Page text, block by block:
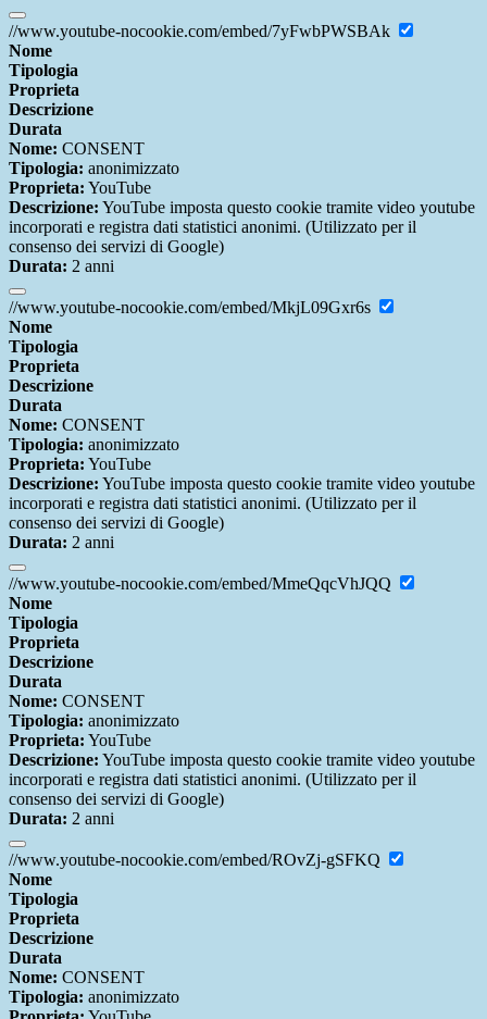
//www.youtube-nocookie.com/embed/7yFwbPWSBAk
Nome
Tipologia
Proprieta
Descrizione
Durata
Nome: CONSENT
Tipologia: anonimizzato
Proprieta: YouTube
Descrizione: YouTube imposta questo cookie tramite video youtube
incorporati e registra dati statistici anonimi. (Utilizzato per il
consenso dei servizi di Google)
Durata: 2 anni
//www.youtube-nocookie.com/embed/MkjL09Gxr6s
Nome
Tipologia
Proprieta
Descrizione
Durata
Nome: CONSENT
Tipologia: anonimizzato
Proprieta: YouTube
Descrizione: YouTube imposta questo cookie tramite video youtube
incorporati e registra dati statistici anonimi. (Utilizzato per il
consenso dei servizi di Google)
Durata: 2 anni
//www.youtube-nocookie.com/embed/MmeQqcVhJQQ
Nome
Tipologia
Proprieta
Descrizione
Durata
Nome: CONSENT
Tipologia: anonimizzato
Proprieta: YouTube
Descrizione: YouTube imposta questo cookie tramite video youtube
incorporati e registra dati statistici anonimi. (Utilizzato per il
consenso dei servizi di Google)
Durata: 2 anni
//www.youtube-nocookie.com/embed/ROvZj-gSFKQ
Nome
Tipologia
Proprieta
Descrizione
Durata
Nome: CONSENT
Tipologia: anonimizzato